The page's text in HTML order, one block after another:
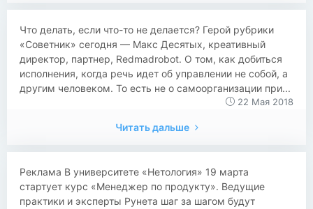
Что делать, если что-то не делается? Герой рубрики
«Советник» сегодня — Макс Десятых, креативный
директор, партнер, Redmadrobot. О том, как добиться
исполнения, когда речь идет об управлении не собой, а
другим человеком. То есть не о самоорганизации при...
22 Мая 2018
Читать дальше
Реклама В университете «Нетология» 19 марта
стартует курс «Менеджер по продукту». Ведущие
практики и эксперты Рунета шаг за шагом будут